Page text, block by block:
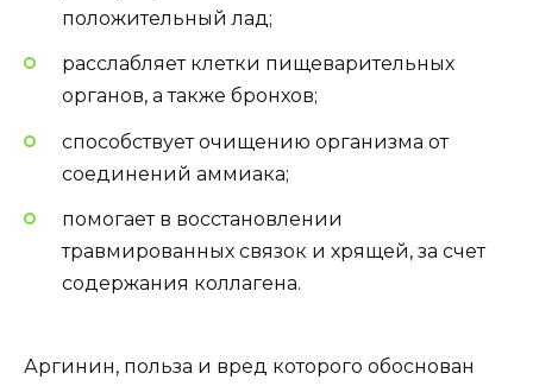
положительный лад;
расслабляет клетки пищеварительных
органов, а также бронхов;
способствует очищению организма от
соединений аммиака;
помогает в восстановлении
травмированных связок и хрящей, за счет
содержания коллагена.
Аргинин, польза и вред которого обоснован